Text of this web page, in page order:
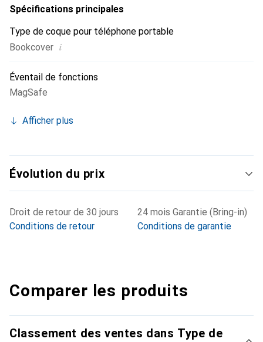
Spécifications principales
Type de coque pour téléphone portable
Bookcover i
Éventail de fonctions
MagSafe
Afficher plus
Évolution du prix
Droit de retour de 30 jours
Conditions de retour
24 mois Garantie (Bring-in)
Conditions de garantie
Comparer les produits
Classement des ventes dans Type de